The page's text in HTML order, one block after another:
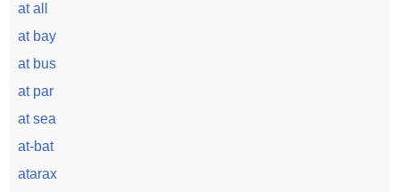
at all
at bay
at bus
at par
at sea
at-bat
atarax